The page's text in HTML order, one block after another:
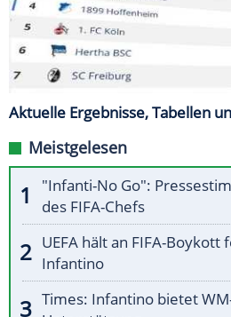
Aktuelle Ergebnisse, Tabellen
Meistgelesen
"Infanti-No Go":
des FIFA-Chefs
UEFA hält an FIFA-Boykott
Infantino
Times: Infantino bietet